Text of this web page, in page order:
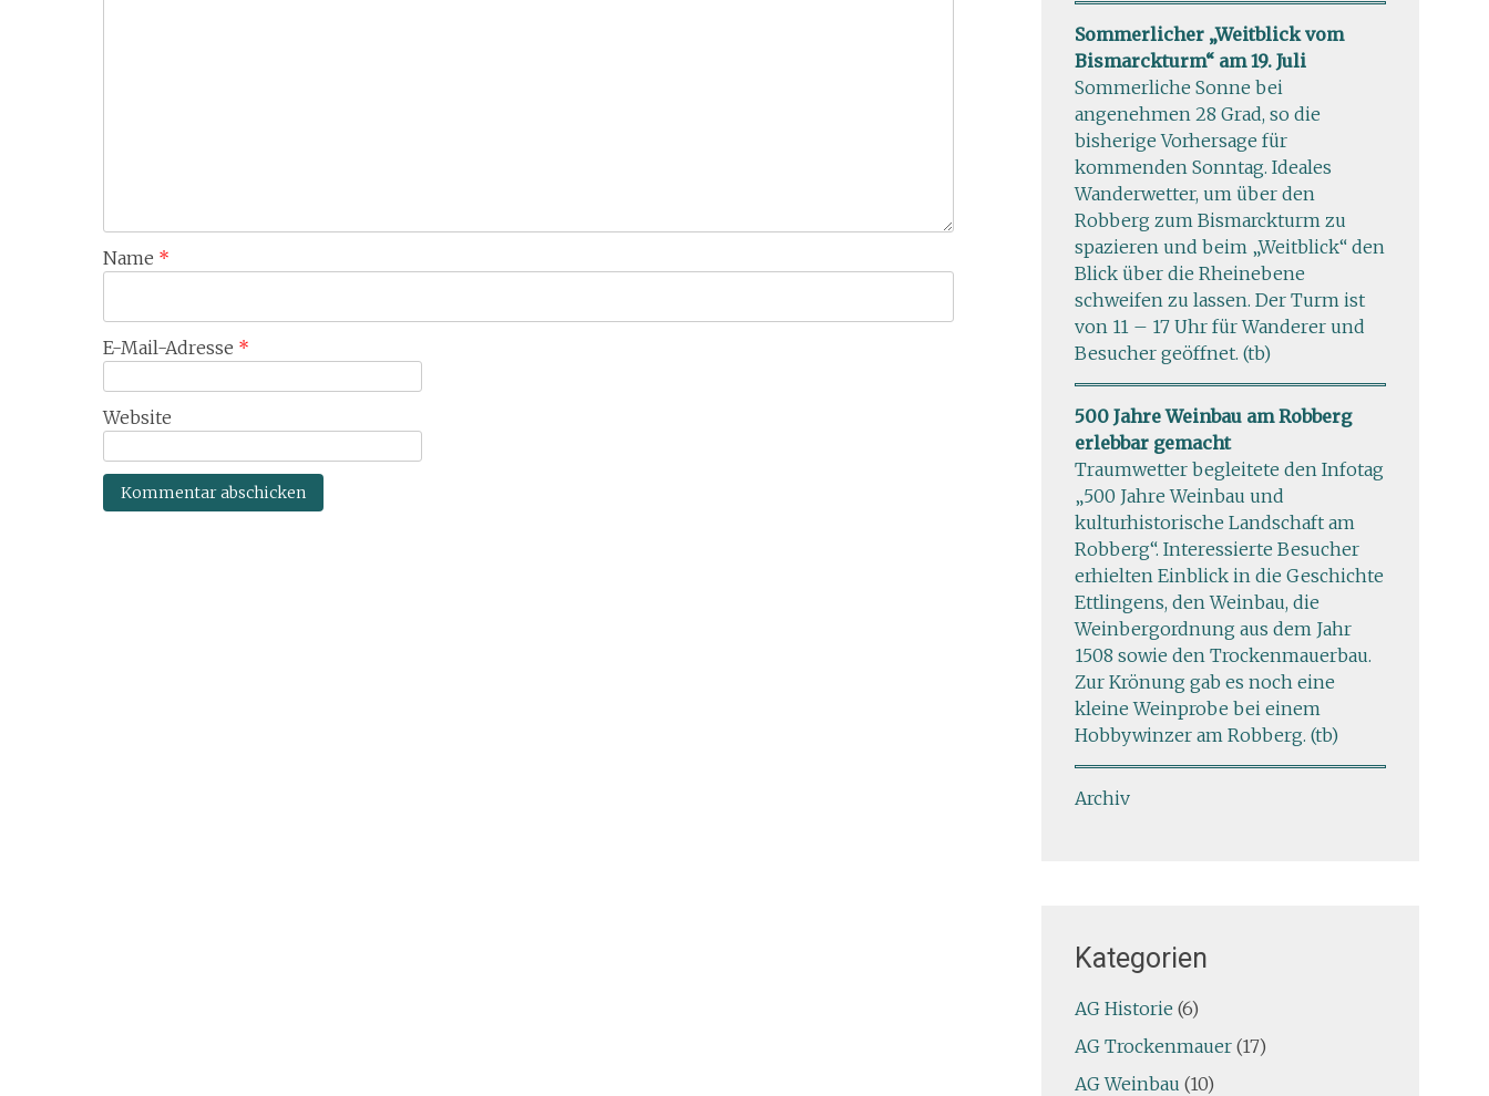
Name *
E-Mail-Adresse *
Website
Sommerlicher „Weitblick vom
Bismarckturm“ am 19. Juli
Sommerliche Sonne bei
angenehmen 28 Grad, so die
bisherige Vorhersage für
kommenden Sonntag. Ideales
Wanderwetter, um über den
Robberg zum Bismarckturm zu
spazieren und beim „Weitblick“ den
Blick über die Rheinebene
schweifen zu lassen. Der Turm ist
von 11 – 17 Uhr für Wanderer und
Besucher geöffnet. (tb)
500 Jahre Weinbau am Robberg
erlebbar gemacht
Traumwetter begleitete den Infotag
„500 Jahre Weinbau und
kulturhistorische Landschaft am
Robberg“. Interessierte Besucher
erhielten Einblick in die Geschichte
Ettlingens, den Weinbau, die
Weinbergordnung aus dem Jahr
1508 sowie den Trockenmauerbau.
Zur Krönung gab es noch eine
kleine Weinprobe bei einem
Hobbywinzer am Robberg. (tb)
Archiv
Kategorien
AG Historie (6)
AG Trockenmauer(17)
AG Weinbau (10)